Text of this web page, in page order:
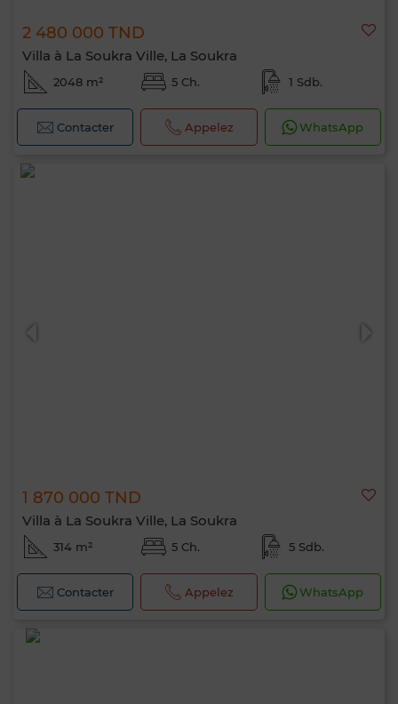
2 480 000 TND
Villa à La Soukra Ville, La Soukra
2048 m² 5 Ch. 1 Sdb.
Contacter Appelez WhatsApp
1 870 000 TND
Villa à La Soukra Ville, La Soukra
314 m² 5 Ch. 5 Sdb.
Contacter Appelez WhatsApp